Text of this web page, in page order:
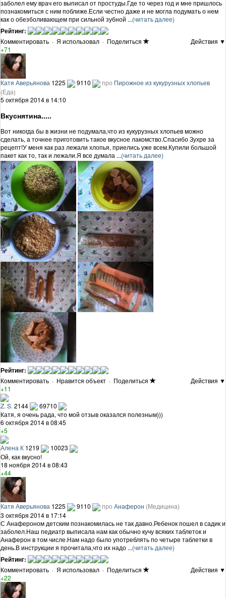
заболел ему врач его выписал от простуды.Где то через год и мне пришлось
познакомиться с ним поближе.Если честно даже и не могла подумать о нем
как о обезболивающем при сильной зубной ...(читать далее)
Рейтинг:
Комментировать · Я использовал · Поделиться
Действия ▼
+71
Катя Аверьянова 1225 9110 про Пирожное из кукурузных хлопьев
(Еда)
5 октября 2014 в 14:10
Вкуснятина.....
Вот никогда бы в жизни не подумала,что из кукурузных хлопьев можно
сделать, а точнее приготовить такое вкусное лакомство.Спасибо Зухре за
рецепт!У меня как раз лежали хлопья, приелись уже всем.Купили большой
пакет как то, так и лежали.Я все думала ...(читать далее)
Рейтинг:
Комментировать · Нравится объект · Поделиться
Действия ▼
+11
Z. S. 2144
69710
Катя, я очень рада, что мой отзыв оказался полезным)))
6 октября 2014 в 08:45
+5
Алена К 1219
10023
Ой, как вкусно!
18 ноября 2014 в 08:43
+44
Катя Аверьянова 1225 9110 про Анаферон (Медицина)
3 октября 2014 в 17:14
С Анафероном детским познакомилась не так давно.Ребенок пошел в садик и
заболел.Наш педиатр выписала нам как обычно кучу всяких таблеток и
Анаферон в том числе.Нам надо было употреблять по четыре таблетки в
день.В инструкции я прочитала,что их надо ...(читать далее)
Рейтинг:
Комментировать · Я использовал · Поделиться
Действия ▼
+22